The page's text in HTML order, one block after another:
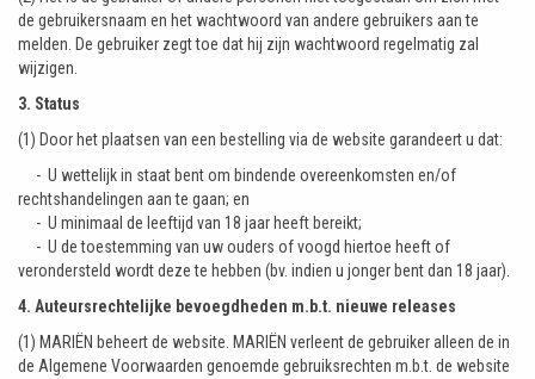
de gebruikersnaam en het wachtwoord van andere gebruikers aan te
melden. De gebruiker zegt toe dat hij zijn wachtwoord regelmatig zal
wijzigen.
3. Status
(1) Door het plaatsen van een bestelling via de website garandeert u dat:
- U wettelijk in staat bent om bindende overeenkomsten en/of
rechtshandelingen aan te gaan; en
- U minimaal de leeftijd van 18 jaar heeft bereikt;
- U de toestemming van uw ouders of voogd hiertoe heeft of
verondersteld wordt deze te hebben (bv. indien u jonger bent dan 18 jaar).
4. Auteursrechtelijke bevoegdheden m.b.t. nieuwe releases
(1) MARIËN beheert de website. MARIËN verleent de gebruiker alleen de in
de Algemene Voorwaarden genoemde gebruiksrechten m.b.t. de website